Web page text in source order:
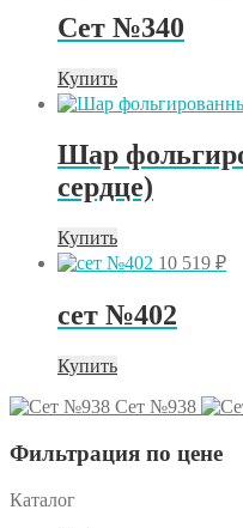
Сет №340
Купить
Шар
сердце)
Купить
10 519 ₽
сет №402
Купить
Сет №938
Фильтрация по цене
Каталог